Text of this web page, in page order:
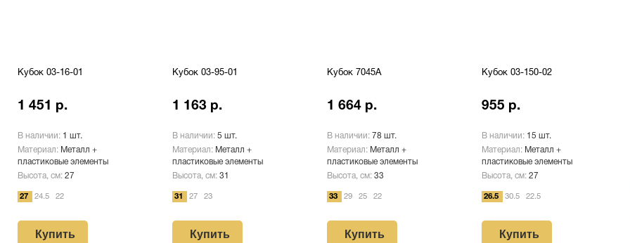
Кубок 03-16-01
1 451 р.
В наличии: 1 шт.
Материал: Металл +
пластиковые элементы
Высота, см: 27
27 24.5 22
Купить
Кубок 03-95-01
1 163 р.
В наличии: 5 шт.
Материал: Металл +
пластиковые элементы
Высота, см: 31
31 27 23
Купить
Кубок 7045A
1 664 р.
В наличии: 78 шт.
Материал: Металл +
пластиковые элементы
Высота, см: 33
33 29 25 22
Купить
Кубок 03-150-02
955 р.
В наличии: 15 шт.
Материал: Металл +
пластиковые элементы
Высота, см: 27
26.5 30.5 22.5
Купить